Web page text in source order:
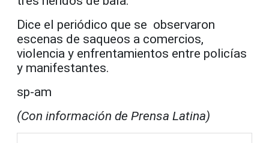
Dice el periódico que se observaron
escenas de saqueos a comercios,
violencia y enfrentamientos entre policías
y manifestantes.
sp-am
(Con información de Prensa Latina)